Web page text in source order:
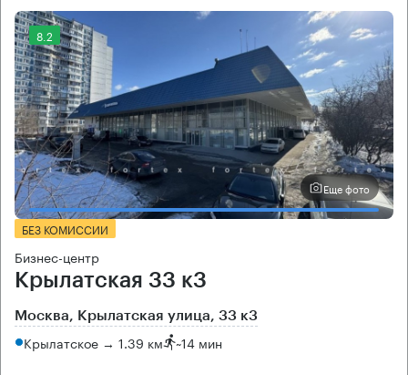
8.2
Еще фото
БЕЗ КОМИССИИ
Бизнес-центр
Крылатская 33 к3
Москва, Крылатская улица, 33 к3
Крылатское → 1.39 км ~14 мин